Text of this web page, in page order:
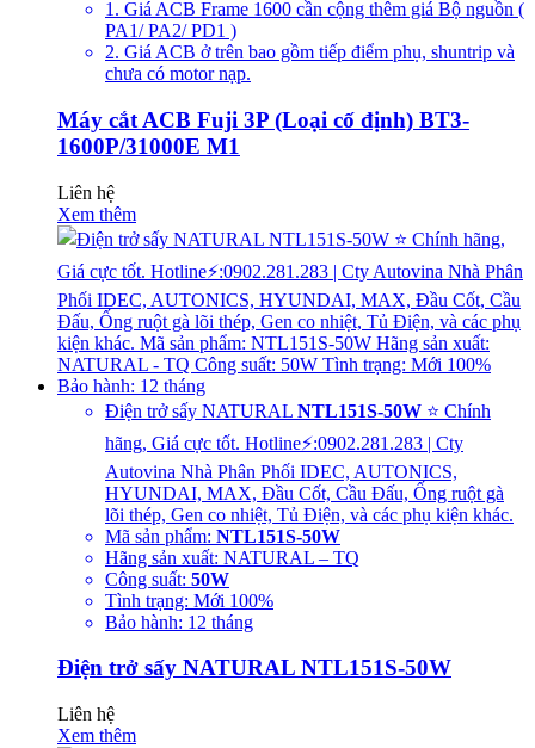
1. Giá ACB Frame 1600 cần cộng thêm giá Bộ nguồn (
PA1/ PA2/ PD1 )
2. Giá ACB ở trên bao gồm tiếp điểm phụ, shuntrip và
chưa có motor nạp.
Máy cắt ACB Fuji 3P (Loại cố định) BT3-
1600P/31000E M1
Liên hệ
Xem thêm
Điện trở sấy NATURAL NTL151S-50W ⭐ Chính
hãng, Giá cực tốt. Hotline⚡:0902.281.283 | Cty
Autovina Nhà Phân Phối IDEC, AUTONICS,
HYUNDAI, MAX, Đầu Cốt, Cầu Đấu, Ống ruột gà
lõi thép, Gen co nhiệt, Tủ Điện, và các phụ kiện khác.
Mã sản phẩm: NTL151S-50W
Hãng sản xuất: NATURAL – TQ
Công suất: 50W
Tình trạng: Mới 100%
Bảo hành: 12 tháng
Điện trở sấy NATURAL NTL151S-50W
Liên hệ
Xem thêm